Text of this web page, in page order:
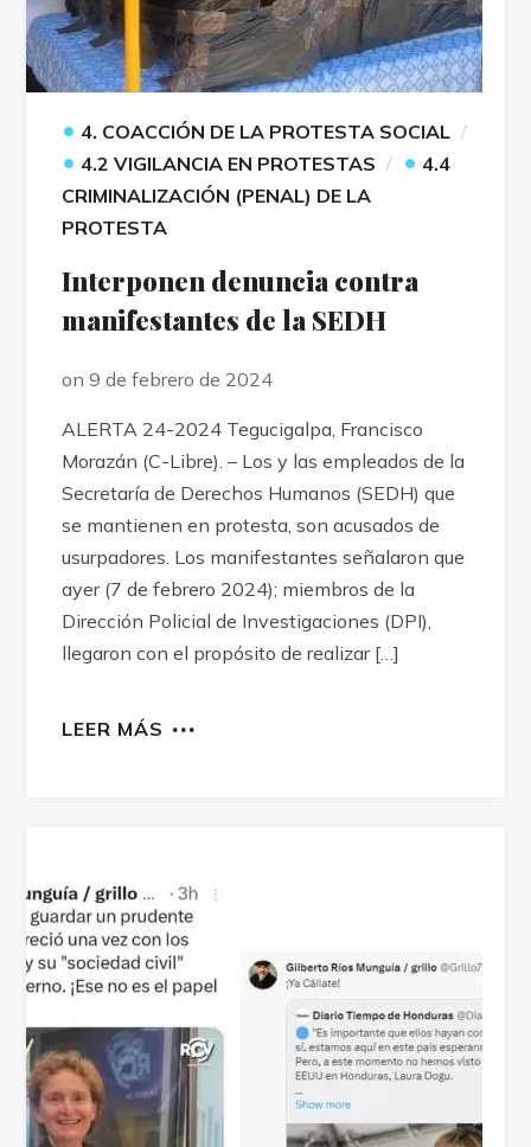
• 4. COACCIÓN DE LA PROTESTA SOCIAL
• 4.2 VIGILANCIA EN PROTESTAS • 4.4
CRIMINALIZACIÓN (PENAL) DE LA
PROTESTA
Interponen denuncia contra
manifestantes de la SEDH
on 9 de febrero de 2024
ALERTA 24-2024 Tegucigalpa, Francisco
Morazán (C-Libre). – Los y las empleados de la
Secretaría de Derechos Humanos (SEDH) que
se mantienen en protesta, son acusados de
usurpadores. Los manifestantes señalaron que
ayer (7 de febrero 2024); miembros de la
Dirección Policial de Investigaciones (DPI),
llegaron con el propósito de realizar […]
LEER MÁS